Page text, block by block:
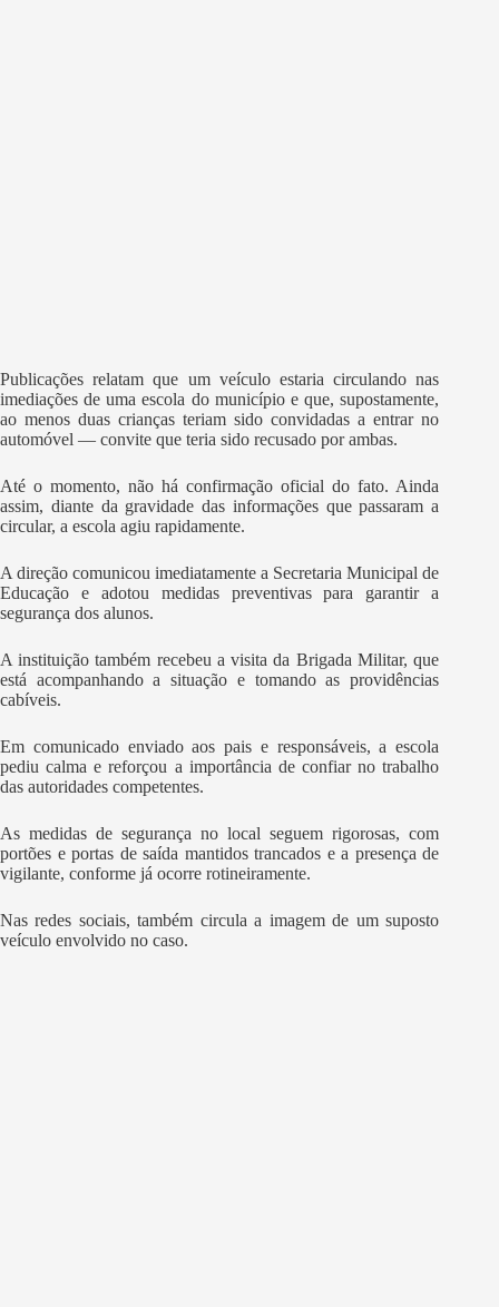
Publicações relatam que um veículo estaria circulando nas
imediações de uma escola do município e que, supostamente,
ao menos duas crianças teriam sido convidadas a entrar no
automóvel — convite que teria sido recusado por ambas.
Até o momento, não há confirmação oficial do fato. Ainda
assim, diante da gravidade das informações que passaram a
circular, a escola agiu rapidamente.
A direção comunicou imediatamente a Secretaria Municipal de
Educação e adotou medidas preventivas para garantir a
segurança dos alunos.
A instituição também recebeu a visita da Brigada Militar, que
está acompanhando a situação e tomando as providências
cabíveis.
Em comunicado enviado aos pais e responsáveis, a escola
pediu calma e reforçou a importância de confiar no trabalho
das autoridades competentes.
As medidas de segurança no local seguem rigorosas, com
portões e portas de saída mantidos trancados e a presença de
vigilante, conforme já ocorre rotineiramente.
Nas redes sociais, também circula a imagem de um suposto
veículo envolvido no caso.